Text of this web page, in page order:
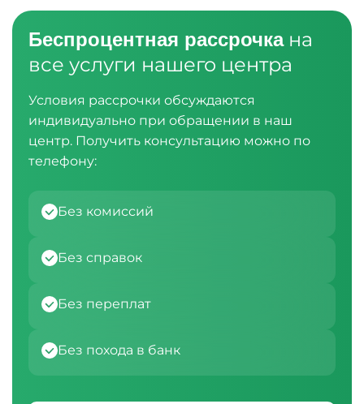
Беспроцентная рассрочкана
все услуги нашего центра
Условия рассрочки обсуждаются
индивидуально при обращении в наш
центр. Получить консультацию можно по
телефону:
Без комиссий
Без справок
Без переплат
Без похода в банк